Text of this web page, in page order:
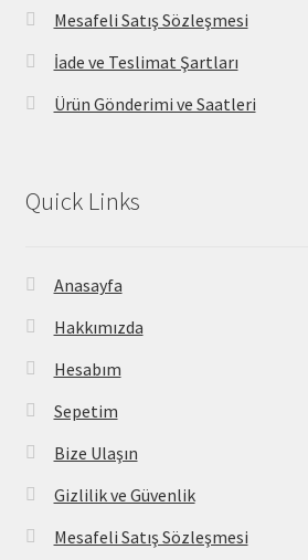
Mesafeli Satış Sözleşmesi
İade ve Teslimat Şartları
Ürün Gönderimi ve Saatleri
Quick Links
Anasayfa
Hakkımızda
Hesabım
Sepetim
Bize Ulaşın
Gizlilik ve Güvenlik
Mesafeli Satış Sözleşmesi